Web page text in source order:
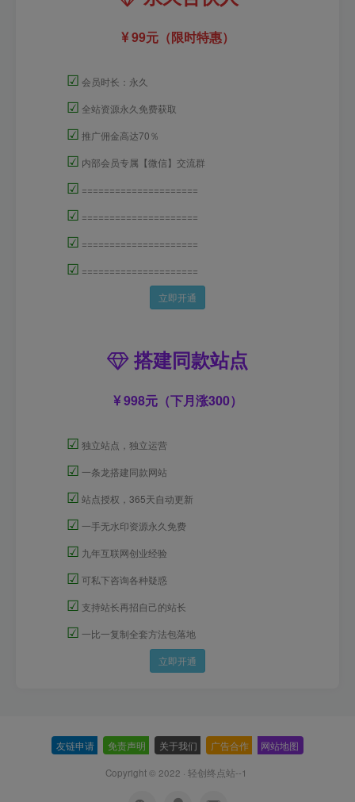
99元（限时特惠）
☑ 会员时长：永久
☑ 全站资源永久免费获取
☑ 推广佣金高达70％
☑ 内部会员专属【微信】交流群
☑ =====================
☑ =====================
☑ =====================
☑ =====================
立即开通
搭建同款站点
998元（下月涨300）
☑ 独立站点，独立运营
☑ 一条龙搭建同款网站
☑ 站点授权，365天自动更新
☑ 一手无水印资源永久免费
☑ 九年互联网创业经验
☑ 可私下咨询各种疑惑
☑ 支持站长再招自己的站长
☑ 一比一复制全套方法包落地
立即开通
友链申请 免责声明 关于我们 广告合作 网站地图
Copyright © 2022 · 轻创终点站--1